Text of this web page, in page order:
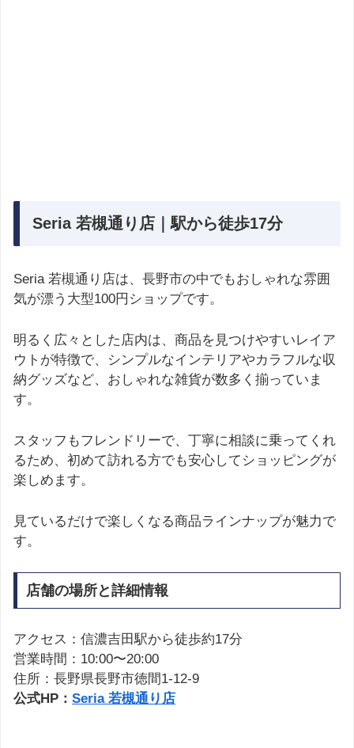
Seria 若槻通り店｜駅から徒歩17分
Seria 若槻通り店は、長野市の中でもおしゃれな雰囲
気が漂う大型100円ショップです。
明るく広々とした店内は、商品を見つけやすいレイア
ウトが特徴で、シンプルなインテリアやカラフルな収
納グッズなど、おしゃれな雑貨が数多く揃っていま
す。
スタッフもフレンドリーで、丁寧に相談に乗ってくれ
るため、初めて訪れる方でも安心してショッピングが
楽しめます。
見ているだけで楽しくなる商品ラインナップが魅力で
す。
店舗の場所と詳細情報
アクセス：信濃吉田駅から徒歩約17分
営業時間：10:00〜20:00
住所：長野県長野市徳間1-12-9
公式HP： Seria 若槻通り店